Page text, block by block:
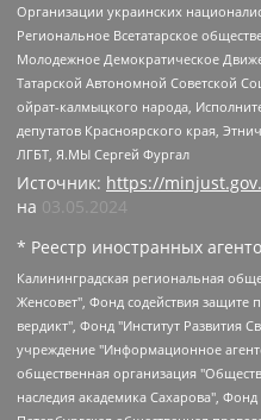
Организации украинских
Региональное Всетатарское
Молодежное Демократическое
Татарской Автономной Советской
ойрат-калмыцкого народа,
депутатов Красноярского края,
ЛГБТ, Я.МЫ Сергей Фургал
Источник: https://
на 03.05.2024
* Реестр иностранных
Калининградская региональная общественная организация "Экозащита!-Женсовет", Фонд содействия защите прав и свобод граждан "Общественный вердикт", Фонд "Институт Развития Свободы Информации", Частное учреждение "Информационное агентство МЕМО. РУ", Региональная общественная организация "Общественная комиссия по сохранению наследия академика Сахарова", Фонд поддержки свободы прессы, Санкт-Петербургская общественная правозащитная организация "Гражданский контроль", Межрегиональная общественная организация "Информационно-просветительский центр "Мемориал", Региональный Фонд "Центр Защиты Прав Средств Массовой Информации", с 05.12.2023 Фонд "Центр Защиты Прав Средств массовой информации", Региональная общественная благотворительная организация помощи беженцам и мигрантам "Гражданское содействие", Негосударственное образовательное учреждение дополнительного профессионального образования (повышение квалификации) специалистов "АКАДЕМИЯ ПО ПРАВАМ ЧЕЛОВЕКА", Свердловская региональная общественная организация "Сутяжник", Автономная некоммерческая организация "Центр независимых социологических исследований", Союз общественных объединений "Российский исследовательский центр по правам человека", Региональное общественное учреждение научно-информационный центр "МЕМОРИАЛ", Некоммерческая организация "Фонд защиты гласности", Автономная некоммерческая организация "Институт прав человека", Городская общественная организация "Екатеринбургское общество "МЕМОРИАЛ", Городская общественная организация "Рязанское историко-просветительское и правозащитное общество "Мемориал" (Рязанский Мемориал), Челябинский региональный орган общественной самодеятельности – женское общественное объединение "Женщины Евразии", Челябинский региональный орган общественной самодеятельности "Уральская правозащитная группа", Фонд содействия защите здоровья и социальной справедливости имени Андрея Рылькова, Автономная Некоммерческая Организация "Аналитический Центр Юрия Левады", Автономная некоммерческая организация социальной поддержки населения "Проект Апрель", Региональная общественная организация помощи женщинам и детям, находящимся в кризисной ситуации "Информационно-методический центр "Анна", Фонд содействия развитию массовых коммуникаций и правовому просвещению "Так-так-Так", Фонд содействия устойчивому развитию "Серебряная тайга", Свердловский региональный общественный фонд социальных проектов "Новое время", "Idel.Реалии", Кавказ.Реалии, Крым.Реалии, Телеканал Настоящее Время, Татаро-башкирская служба Радио Свобода (Azatliq Radiosi), Радио Свободная Европа/Радио Свобода (PCE/PC), "Сибирь.Реалии", "Фактограф", Благотворительный фонд помощи осужденным и их семьям, Автономная некоммерческая организация "Институт глобализации и социальных движений", Фонд "В защиту прав заключенных", Частное учреждение "Центр поддержки и содействия развитию средств массовой информации", Пензенский региональный общественный благотворительный фонд "Гражданский союз", "Север.Реалии", Некоммерческая организация Фонд "Правовая инициатива", Общество с ограниченной ответственностью "Радио Свободная Европа/Радио Свобода", Чешское информационное агентство "MEDIUM-ORIENT", Красноярская региональная общественная организация "Мы против СПИДа", Камалягин Денис Николаевич, Маркелов Сергей Евгеньевич, Пономарев Лев Александрович, Савицкая Людмила Алексеевна, Автономная некоммерческая организация "Центр по работе с проблемой насилия "НАСИЛИЮ.НЕТ", Межрегиональный профессиональный союз работников здравоохранения "Альянс врачей", Юридическое лицо, зарегистрированное в Латвийской Республике, SIA "Medusa Project" (регистрационный номер 40103797863, дата регистрации 10.06.2014), Некоммерческая организация "Фонд по борьбе с коррупцией", Автономная некоммерческая организация "Институт права и публичной политики", Баданин Роман Сергеевич, Гликин Максим Александрович, Железнова Мария Михайловна, Лукьянова Юлия Сергеевна, Маетная Елизавета Витальевна, Маняхин Петр Борисович, Чуракова Ольга Владимировна, Ярош Юлия Петровна, Юридическое лицо "The Insider SIA", зарегистрированное в Риге, Латвийская Республика (дата регистрации 26.06.2015), являющееся администратором доменного имени интернет-издания "The Insider SIA", https://theins.ru, Постернак Алексей Евгеньевич, Рубин Михаил Аркадьевич, Анин Роман Александрович, Юридическое лицо Istories fonds, зарегистрированное в Латвийской Республике (регистрационный номер 50008295751, дата регистрации 24.02.2020), Великовский Дмитрий Александрович, Долинина Ирина Николаевна, Мароховская Алеся Алексеевна, Шлейнов Роман Юрьевич, Шмагун Олеся Валентиновна, Общество с ограниченной ответственностью "Альтаир 2021", Общество с ограниченной ответственностью "Вега 2021", Общество с ограниченной ответственностью "Главный редактор 2021", Общество с ограниченной ответственностью "Ромашки монолит", Важенков Артем Валерьевич, Ивановская областная общественная организация "Центр гендерных исследований", Гурман